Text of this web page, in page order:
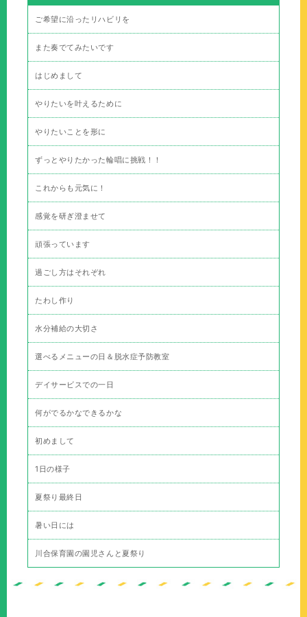
ご希望に沿ったリハビリを
また奏でてみたいです
はじめまして
やりたいを叶えるために
やりたいことを形に
ずっとやりたかった輪唱に挑戦！！
これからも元気に！
感覚を研ぎ澄ませて
頑張っています
過ごし方はそれぞれ
たわし作り
水分補給の大切さ
選べるメニューの日＆脱水症予防教室
デイサービスでの一日
何がでるかなできるかな
初めまして
1日の様子
夏祭り最終日
暑い日には
川合保育園の園児さんと夏祭り